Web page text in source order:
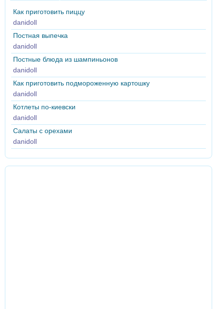
Как приготовить пиццу
danidoll
Постная выпечка
danidoll
Постные блюда из шампиньонов
danidoll
Как приготовить подмороженную картошку
danidoll
Котлеты по-киевски
danidoll
Салаты с орехами
danidoll